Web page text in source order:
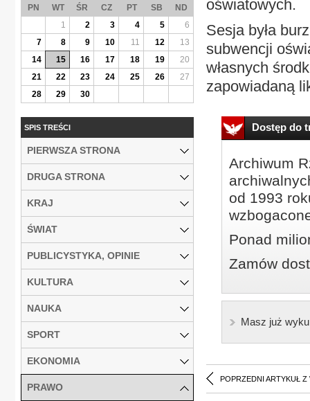
oświatowych.
Sesja była
subwencji
własnych
zapowiadaną
Dostęp do
Archiwum
od 1993
Ponad
Zamów
Masz już
POPRZEDNI ARTYKUŁ Z
PN WT ŚR CZ PT SB
ND
1
2 3 4 5
6
7
8 9 10 11 12
13
14
15 16 17 18 19
20
21
22 23 24 25 26
27
28
29 30
SPIS TREŚCI
PIERWSZA STRONA
DRUGA STRONA
KRAJ
ŚWIAT
PUBLICYSTYKA, OPINIE
KULTURA
NAUKA
SPORT
EKONOMIA
PRAWO